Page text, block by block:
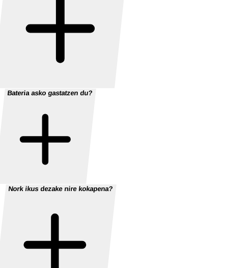
Bateria asko gastatzen du?
Nork ikus dezake nire kokapena?